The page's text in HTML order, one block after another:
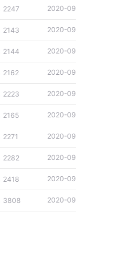
2247 2020-09
2143 2020-09
2144 2020-09
2162 2020-09
2223 2020-09
2165 2020-09
2271 2020-09
2282 2020-09
2418 2020-09
3808 2020-09